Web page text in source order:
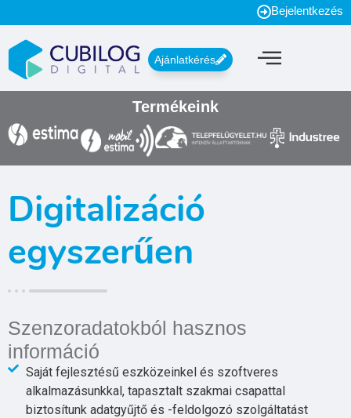
Bejelentkezés
Ajánlatkérés
Termékeink
Digitalizáció
egyszerűen
Szenzoradatokból hasznos
információ
Saját fejlesztésű eszközeinkel és szoftveres
alkalmazásunkkal, tapasztalt szakmai csapattal
biztosítunk adatgyűjtő és -feldolgozó szolgáltatást